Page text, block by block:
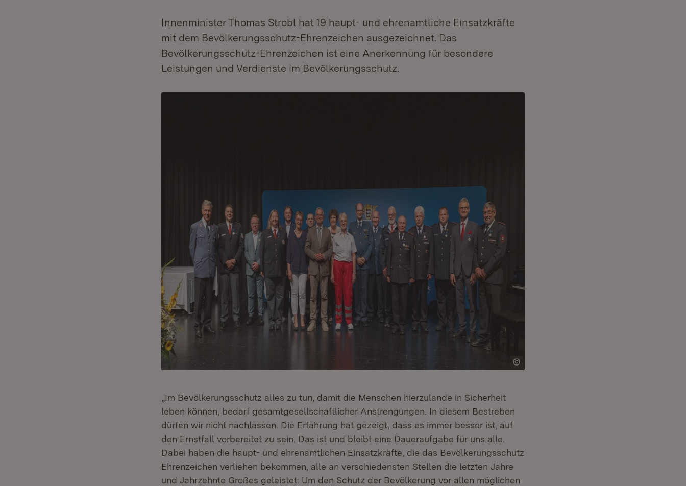
Innenminister Thomas Strobl hat 19 haupt- und ehrenamtliche Einsatzkräfte
mit dem Bevölkerungsschutz-Ehrenzeichen ausgezeichnet. Das
Bevölkerungsschutz-Ehrenzeichen ist eine Anerkennung für besondere
Leistungen und Verdienste im Bevölkerungsschutz.
„Im Bevölkerungsschutz alles zu tun, damit die Menschen hierzulande in Sicherheit
leben können, bedarf gesamtgesellschaftlicher Anstrengungen. In diesem Bestreben
dürfen wir nicht nachlassen. Die Erfahrung hat gezeigt, dass es immer besser ist, auf
den Ernstfall vorbereitet zu sein. Das ist und bleibt eine Daueraufgabe für uns alle.
Dabei haben die haupt- und ehrenamtlichen Einsatzkräfte, die das Bevölkerungsschutz
Ehrenzeichen verliehen bekommen, alle an verschiedensten Stellen die letzten Jahre
und Jahrzehnte Großes geleistet: Um den Schutz der Bevölkerung vor allen möglichen